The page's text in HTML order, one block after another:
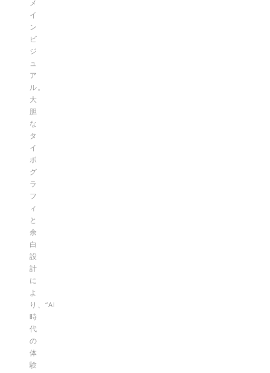
メ
イ
ン
ビ
ジ
ュ
ア
ル。
大
胆
な
タ
イ
ポ
グ
ラ
フ
ィ
と
余
白
設
計
に
よ
り、“AI
時
代
の
体
験